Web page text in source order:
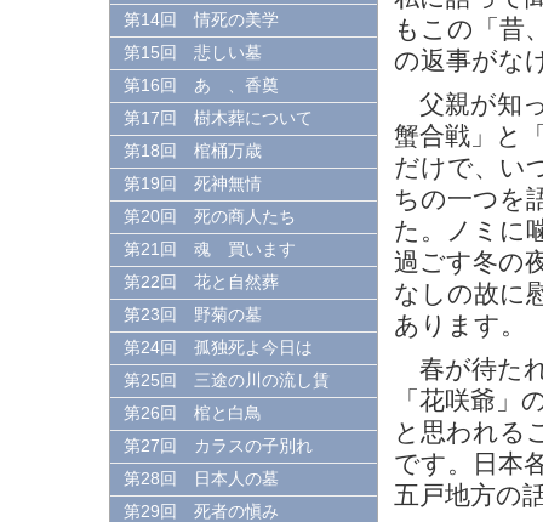
第14回 情死の美学
第15回 悲しい墓
第16回 あゝ、香奠
第17回 樹木葬について
第18回 棺桶万歳
第19回 死神無情
第20回 死の商人たち
第21回 魂 買います
第22回 花と自然葬
第23回 野菊の墓
第24回 孤独死よ今日は
第25回 三途の川の流し賃
第26回 棺と白鳥
第27回 カラスの子別れ
第28回 日本人の墓
第29回 死者の愼み
もこの「昔
の返事がな
父親が知
蟹合戦」と
だけで、い
ちの一つを
た。ノミに
過ごす冬の
なしの故に
あります。
春が待た
「花咲爺
と思われる
です。日本
五戸地方の